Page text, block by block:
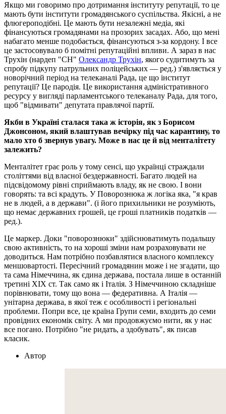
Якщо ми говоримо про дотримання інституту репутації, то це
мають бути інститути громадянського суспільства. Якісні, а не
флюгероподібні. Це мають бути незалежні медіа, які
фінансуються громадянами на прозорих засадах. Або, що мені
набагато менше подобається, фінансуються з-за кордону. І все
це застосовувало б помітні репутаційні впливи. А зараз в нас
Трухін (нардеп "СН" Олександр Трухін, якого судитимуть за
спробу підкупу патрульних поліцейських — ред.) з'являється у
новорічний період на телеканалі Рада, це що інститут
репутації? Це пародія. Це використання адміністративного
ресурсу у вигляді парламентського телеканалу Рада, для того,
щоб "відмивати" депутата правлячої партії.
Якби в Україні сталася така ж історія, як з Борисом
Джонсоном, який влаштував вечірку під час карантину, то
мало хто б звернув увагу. Може в нас це й від менталітету
залежить?
Менталітет грає роль у тому сенсі, що українці страждали
століттями від власної бездержавності. Багато людей на
підсвідомому рівні сприймають владу, як не свою. І вони
говорять: та всі крадуть. У Поворознюка ж логіка яка, "я крав
не в людей, а в держави". (і його прихильники не розуміють,
що немає державних грошей, це гроші платників податків —
ред.).
Це маркер. Доки "поворознюки" здійснюватимуть подальшу
свою активність, то на хороші зміни нам розраховувати не
доводиться. Нам потрібно позбавлятися власного комплексу
меншовартості. Пересічний громадянин може і не згадати, що
та сама Німеччина, як єдина держава, постала лише в останній
третині XIX ст. Так само як і Італія. З Німеччиною складніше
порівнювати, тому що вона — федеративна. А Італія —
унітарна держава, в якої теж є особливості і регіональні
проблеми. Попри все, це країна Групи семи, входить до семи
провідних економік світу. А ми продовжуємо нити, як у нас
все погано. Потрібно "не ридать, а здобувать", як писав
класик.
Автор